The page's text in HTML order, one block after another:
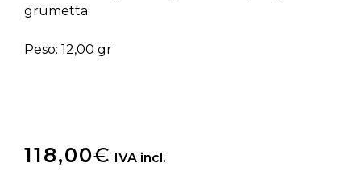
grumetta
Peso: 12,00 gr
118,00€ IVA incl.